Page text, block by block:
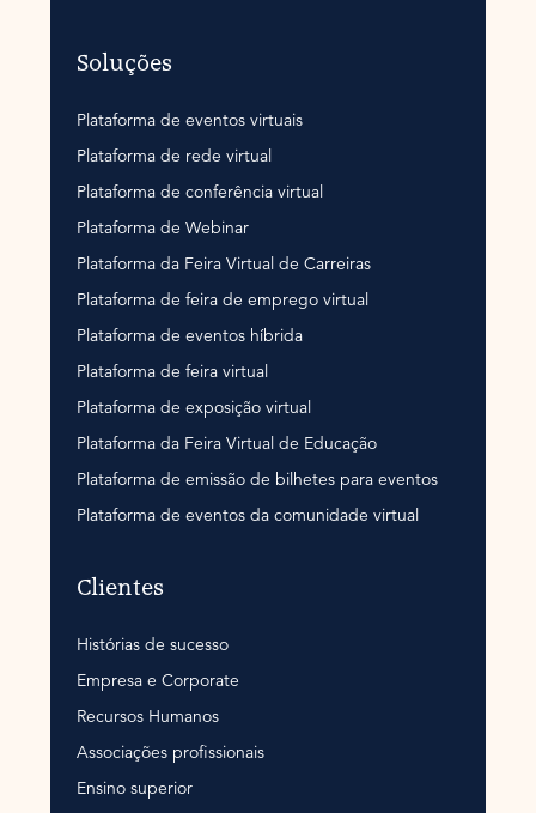
Soluções
Plataforma de eventos virtuais
Plataforma de rede virtual
Plataforma de conferência virtual
Plataforma de Webinar
Plataforma da Feira Virtual de Carreiras
Plataforma de feira de emprego virtual
Plataforma de eventos híbrida
Plataforma de feira virtual
Plataforma de exposição virtual
Plataforma da Feira Virtual de Educação
Plataforma de emissão de bilhetes para eventos
Plataforma de eventos da comunidade virtual
Clientes
Histórias de sucesso
Empresa e Corporate
Recursos Humanos
Associações profissionais
Ensino superior